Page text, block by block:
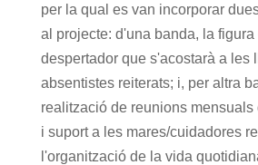
per la qual es van incorporar
al projecte: d'una banda, la figura
despertador que s'acostarà a les
absentistes reiterats; i, per altra
realització de reunions mensuals
i suport a les mares/cuidadores
l'organització de la vida